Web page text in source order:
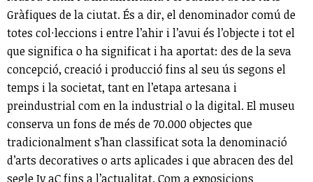
Gràfiques de la ciutat. És a dir, el denominador comú de
totes col·leccions i entre l’ahir i l’avui és l’objecte i tot el
que significa o ha significat i ha aportat: des de la seva
concepció, creació i producció fins al seu ús segons el
temps i la societat, tant en l’etapa artesana i
preindustrial com en la industrial o la digital. El museu
conserva un fons de més de 70.000 objectes que
tradicionalment s’han classificat sota la denominació
d’arts decoratives o arts aplicades i que abracen des del
segle Iv aC fins a l’actualitat. Com a exposicions